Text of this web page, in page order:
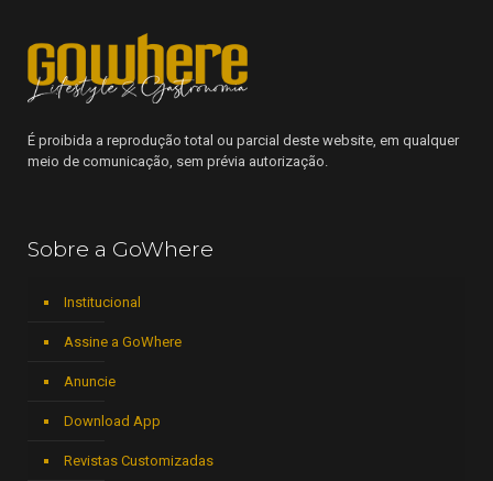
É proibida a reprodução total ou parcial deste website, em qualquer
meio de comunicação, sem prévia autorização.
Sobre a GoWhere
Institucional
Assine a GoWhere
Anuncie
Download App
Revistas Customizadas